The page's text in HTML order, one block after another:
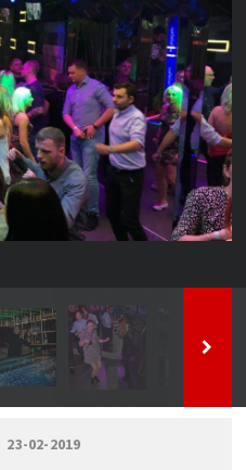
23-02-2019